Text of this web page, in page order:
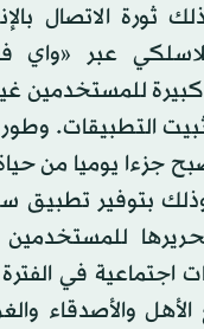
ثورة الاتصال
عبر «واي
للمستخدمين
التطبيقات.
جزءا يوميا من
بتوفير تطبيق
للمستخدمين
اجتماعية في
والأصدقاء